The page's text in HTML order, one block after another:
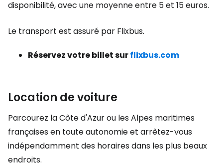
disponibilité, avec une moyenne entre 5 et 15 euros.
Le transport est assuré par Flixbus.
Réservez votre billet surflixbus.com
Location de voiture
Parcourez la Côte d'Azur ou les Alpes maritimes
françaises en toute autonomie et arrêtez-vous
indépendamment des horaires dans les plus beaux
endroits.